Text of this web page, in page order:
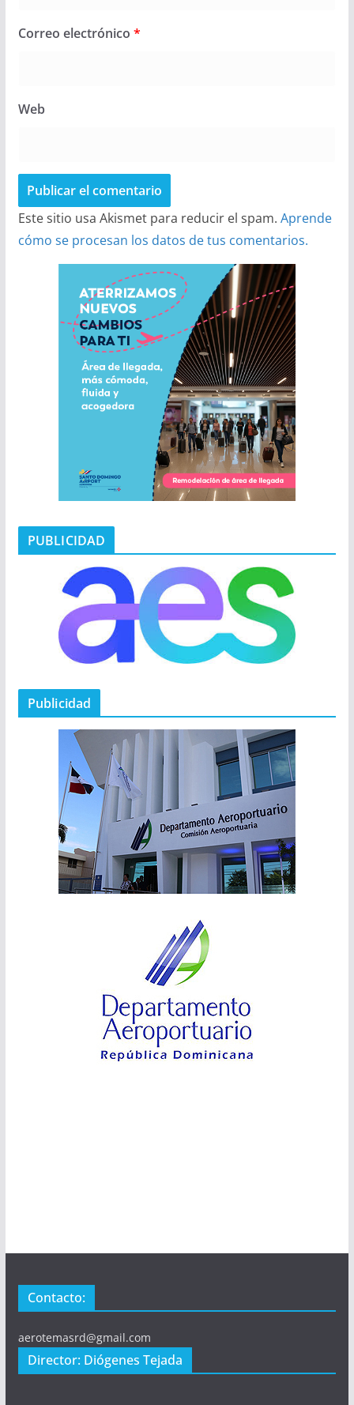
Correo electrónico *
Web
Este sitio usa Akismet para reducir el spam. Aprende
cómo se procesan los datos de tus comentarios.
PUBLICIDAD
Publicidad
Contacto:
aerotemasrd@gmail.com
Director: Diógenes Tejada